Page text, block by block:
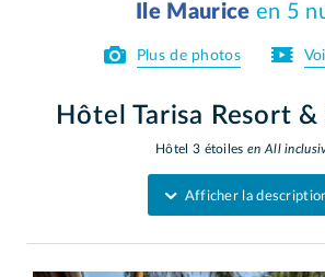
Ile Maurice en 5
Plus de photos
Hôtel Tarisa Resort
Hôtel 3 étoiles en All
Afficher la